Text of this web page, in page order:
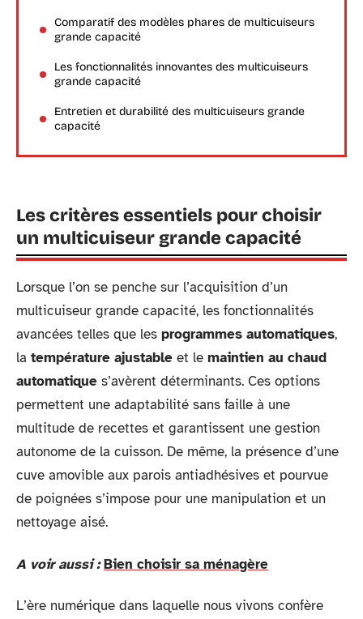
Comparatif des modèles phares de multicuiseurs
grande capacité
Les fonctionnalités innovantes des multicuiseurs
grande capacité
Entretien et durabilité des multicuiseurs grande
capacité
Les critères essentiels pour choisir
un multicuiseur grande capacité
Lorsque l’on se penche sur l’acquisition d’un
multicuiseur grande capacité, les fonctionnalités
avancées telles que les programmes automatiques,
la température ajustable et le maintien au chaud
automatique s’avèrent déterminants. Ces options
permettent une adaptabilité sans faille à une
multitude de recettes et garantissent une gestion
autonome de la cuisson. De même, la présence d’une
cuve amovible aux parois antiadhésives et pourvue
de poignées s’impose pour une manipulation et un
nettoyage aisé.
A voir aussi : Bien choisir sa ménagère
L’ère numérique dans laquelle nous vivons confère